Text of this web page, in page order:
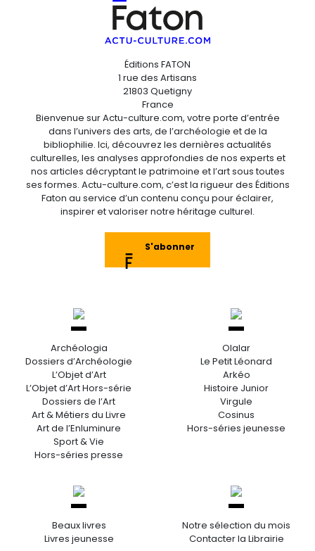
Éditions FATON
1 rue des Artisans
21803 Quetigny
France
Bienvenue sur Actu-culture.com, votre porte d’entrée
dans l’univers des arts, de l’archéologie et de la
bibliophilie. Ici, découvrez les dernières actualités
culturelles, les analyses approfondies de nos experts et
nos articles décryptant le patrimoine et l’art sous toutes
ses formes. Actu-culture.com, c’est la rigueur des Éditions
Faton au service d’un contenu conçu pour éclairer,
inspirer et valoriser notre héritage culturel.
S'abonner
Archéologia
Dossiers d’Archéologie
L’Objet d’Art
L’Objet d’Art Hors-série
Dossiers de l’Art
Art & Métiers du Livre
Art de l’Enluminure
Sport & Vie
Hors-séries presse
Olalar
Le Petit Léonard
Arkéo
Histoire Junior
Virgule
Cosinus
Hors-séries jeunesse
Beaux livres
Livres jeunesse
Notre sélection du mois
Contacter la Librairie